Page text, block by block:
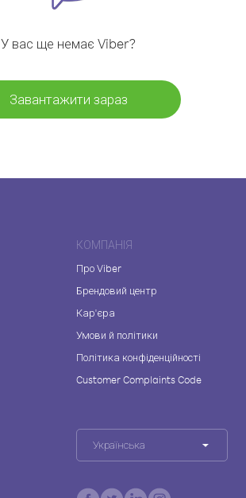
У вас ще немає Viber?
Завантажити зараз
КОМПАНІЯ
Про Viber
Брендовий центр
Кар'єра
Умови й політики
Політика конфіденційності
Customer Complaints Code
Українська